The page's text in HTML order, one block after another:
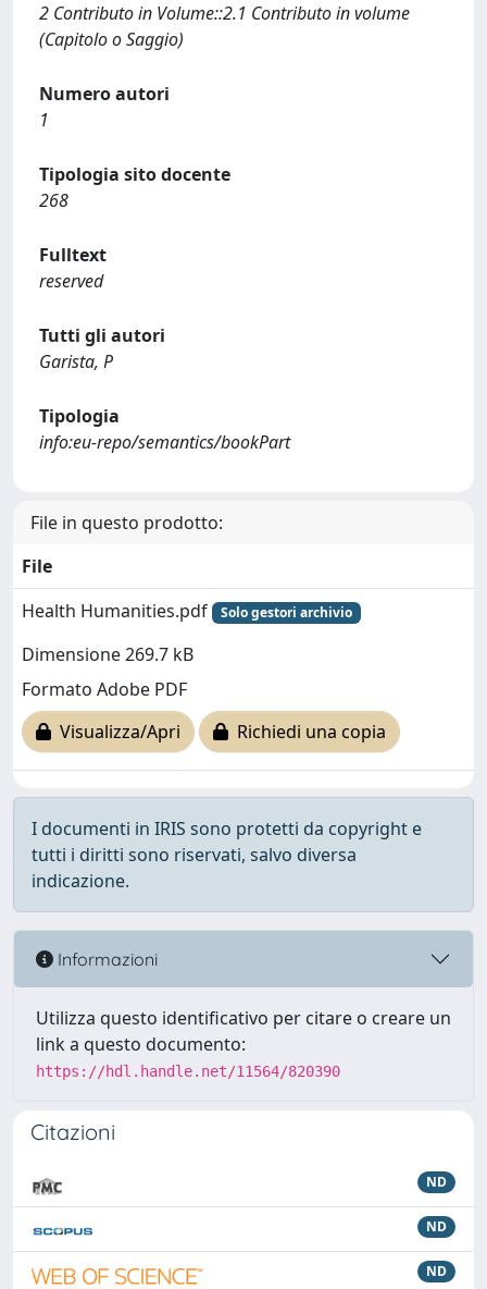
2 Contributo in Volume::2.1 Contributo in volume
(Capitolo o Saggio)
Numero autori
1
Tipologia sito docente
268
Fulltext
reserved
Tutti gli autori
Garista, P
Tipologia
info:eu-repo/semantics/bookPart
File in questo prodotto:
File
Health Humanities.pdf
Solo gestori archivio
Dimensione 269.7 kB
Formato Adobe PDF
Visualizza/Apri
Richiedi una copia
I documenti in IRIS sono protetti da copyright e
tutti i diritti sono riservati, salvo diversa
indicazione.
Informazioni
Utilizza questo identificativo per citare o creare un
link a questo documento:
https://hdl.handle.net/11564/820390
Citazioni
ND
ND
ND